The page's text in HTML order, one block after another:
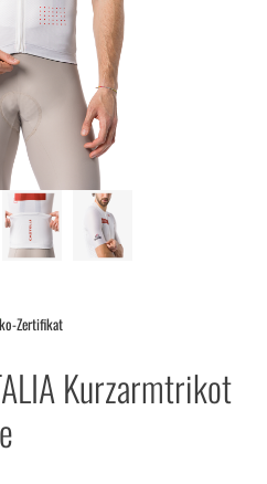
Zertifikat
Kurzarmtrikot